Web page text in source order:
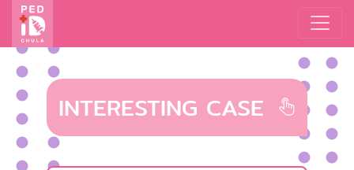
INTERESTING CASE